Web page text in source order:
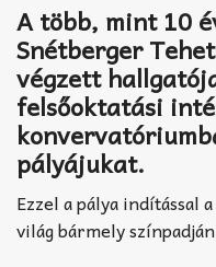
A több, mint 10
Snétberger
végzett
felsőoktatási
pályájukat.
Ezzel a pálya indítással
világ bármely